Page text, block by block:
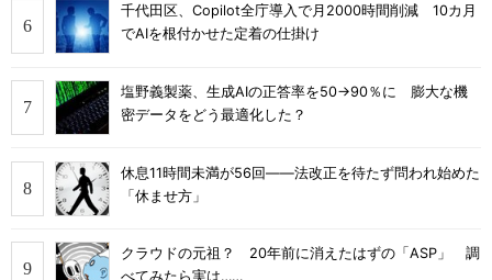
千代田区、Copilot全庁導入で月2000時間削減 10カ月
でAIを根付かせた定着の仕掛け
塩野義製薬、生成AIの正答率を50→90％に 膨大な機
密データをどう最適化した？
休息11時間未満が56回――法改正を待たず問われ始めた
「休ませ方」
クラウドの元祖？ 20年前に消えたはずの「ASP」 調
べてみたら実は……